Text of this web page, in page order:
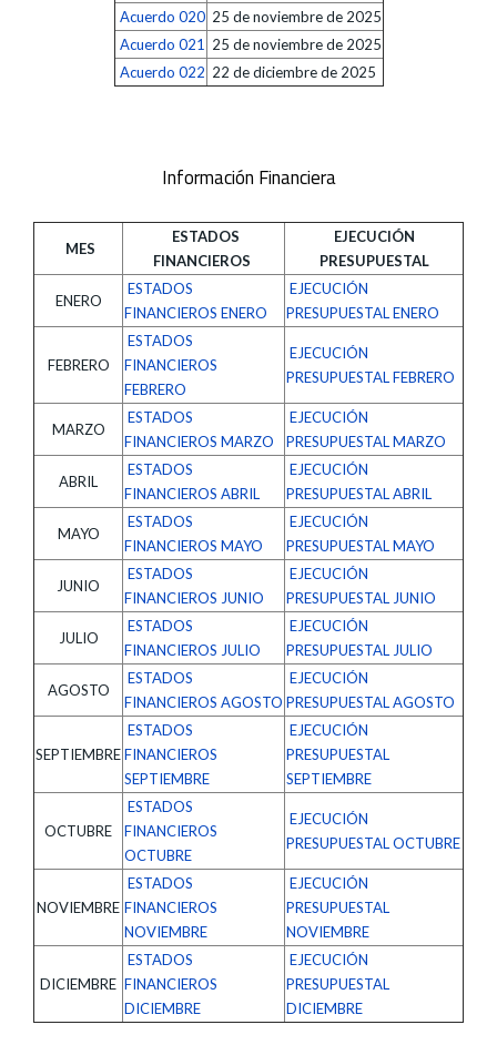
Acuerdo 020 25 de noviembre de 2025
Acuerdo 021
25 de noviembre de 2025
Acuerdo 022 22 de diciembre de 2025
Información Financiera
MES
ESTADOS
FINANCIEROS
EJECUCIÓN
PRESUPUESTAL
ENERO
ESTADOS
FINANCIEROS ENERO
EJECUCIÓN
PRESUPUESTAL ENERO
FEBRERO
ESTADOS
FINANCIEROS
FEBRERO
EJECUCIÓN
PRESUPUESTAL FEBRERO
MARZO
ESTADOS
FINANCIEROS MARZO
EJECUCIÓN
PRESUPUESTAL MARZO
ABRIL
ESTADOS
FINANCIEROS ABRIL
EJECUCIÓN
PRESUPUESTAL ABRIL
MAYO
ESTADOS
FINANCIEROS MAYO
EJECUCIÓN
PRESUPUESTAL MAYO
JUNIO
ESTADOS
FINANCIEROS JUNIO
EJECUCIÓN
PRESUPUESTAL JUNIO
JULIO
ESTADOS
FINANCIEROS JULIO
EJECUCIÓN
PRESUPUESTAL JULIO
AGOSTO
ESTADOS
FINANCIEROS AGOSTO
EJECUCIÓN
PRESUPUESTAL AGOSTO
SEPTIEMBRE
ESTADOS
FINANCIEROS
SEPTIEMBRE
EJECUCIÓN
PRESUPUESTAL
SEPTIEMBRE
OCTUBRE
ESTADOS
FINANCIEROS
OCTUBRE
EJECUCIÓN
PRESUPUESTAL OCTUBRE
NOVIEMBRE
ESTADOS
FINANCIEROS
NOVIEMBRE
EJECUCIÓN
PRESUPUESTAL
NOVIEMBRE
DICIEMBRE
ESTADOS
FINANCIEROS
DICIEMBRE
EJECUCIÓN
PRESUPUESTAL
DICIEMBRE